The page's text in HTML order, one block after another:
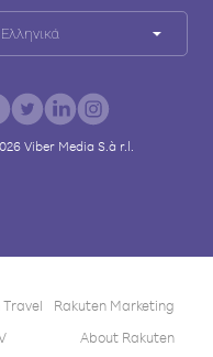
Ελληνικά
Viber Media S.à r.l.
Travel
Rakuten Marketing
About Rakuten